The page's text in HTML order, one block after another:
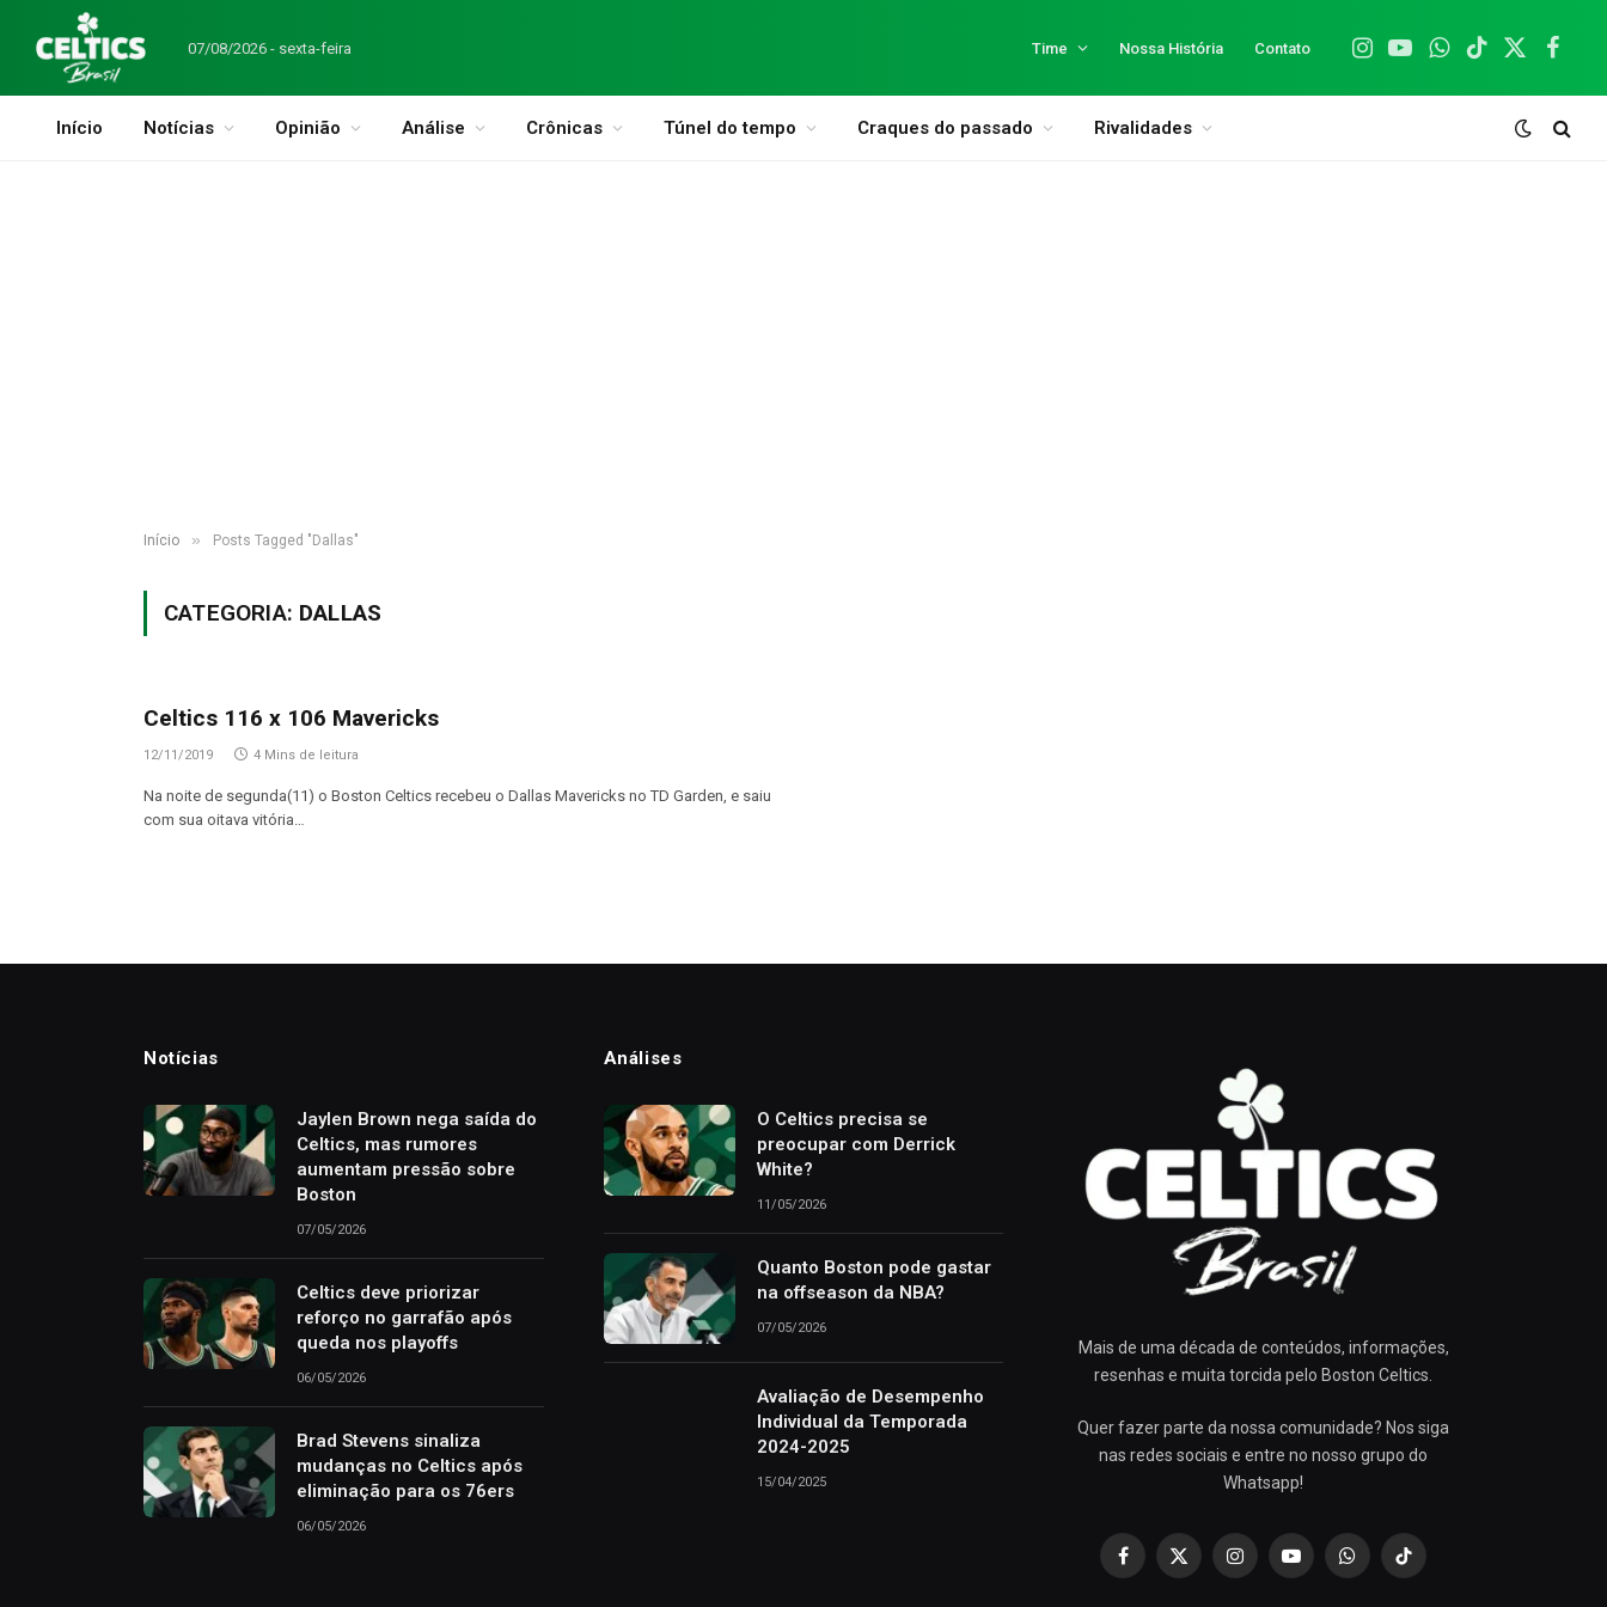
07/08/2026 - sexta-feira Time Nossa História Contato
Instagram
YouTubeWhatsApp
TikTok
X
Início Notícias Opinião Análise Crônicas Túnel do tempo Craques do passado Rivalidades
Início » Posts Tagged "Dallas"
CATEGORIA: DALLAS
Celtics 116 x 106 Mavericks
12/11/2019 4 Mins de leitura
Na noite de segunda(11) o Boston Celtics recebeu o Dallas Mavericks no TD Garden, e saiu
com sua oitava vitória…
Notícias
Jaylen Brown nega saída do
Celtics, mas rumores
aumentam pressão sobre
Boston
07/05/2026
Celtics deve priorizar
reforço no garrafão após
queda nos playoffs
06/05/2026
Brad Stevens sinaliza
mudanças no Celtics após
eliminação para os 76ers
06/05/2026
Análises
O Celtics precisa se
preocupar com Derrick
White?
11/05/2026
Quanto Boston pode gastar
na offseason da NBA?
07/05/2026
Avaliação de Desempenho
Individual da Temporada
2024-2025
15/04/2025
Mais de uma década de conteúdos, informações,
resenhas e muita torcida pelo Boston Celtics.
Quer fazer parte da nossa comunidade? Nos siga
nas redes sociais e entre no nosso grupo do
Whatsapp!
Facebook
X
InstagramYouTubeWhatsAppTikTok